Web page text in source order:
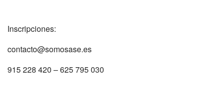
Inscripciones:
contacto@somosase.es
915 228 420 – 625 795 030